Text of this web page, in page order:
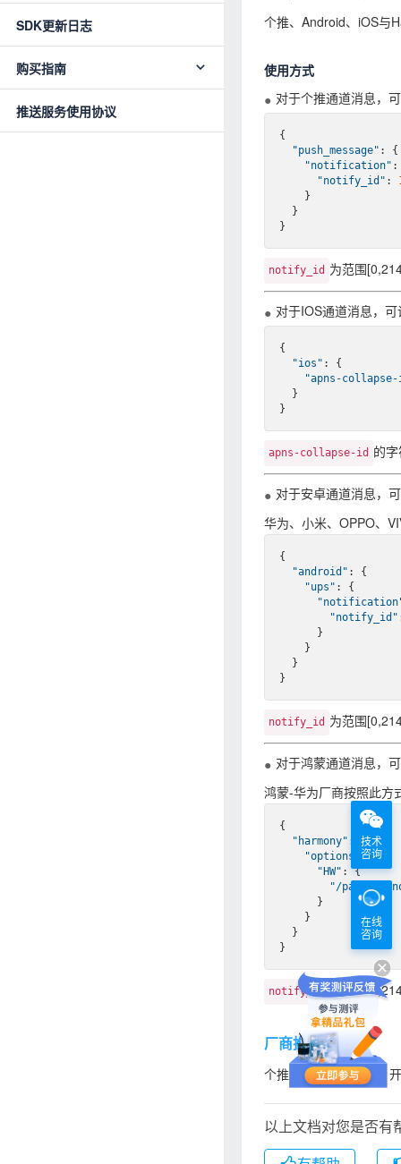
SDK更新日志
购买指南
推送服务使用协议
个推、Android、iOS与
使用方式
对于个推通道消息，
{
"push_message" : {
"notification" :
"notify_id" :
notify_id 为范围
对于IOS通道消息，
{
"ios" : {
"apns-
apns-collapse-id 的
对于安卓通道消息，
华为、小米、OPPO、
{
"android" : {
"ups" : {
"notify_id"
notify_id 为范围
对于鸿蒙通道消息，
鸿蒙-华为厂商按照此方
{
"harmony" : {
"options" : {
"HW" : {
"/
notify_id 为范围
厂商推送
个推支持多厂商推送，
以上文档对您是否有
技术
咨询
在线
咨询